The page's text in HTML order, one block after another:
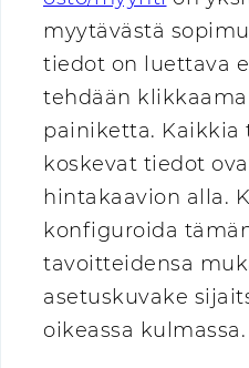
myytävästä
tiedot on luettava
tehdään
painiketta. Kaikkia
koskevat tiedot
hintakaavion alla.
konfiguroida
tavoitteidensa
asetuskuvake
oikeassa kulmassa.